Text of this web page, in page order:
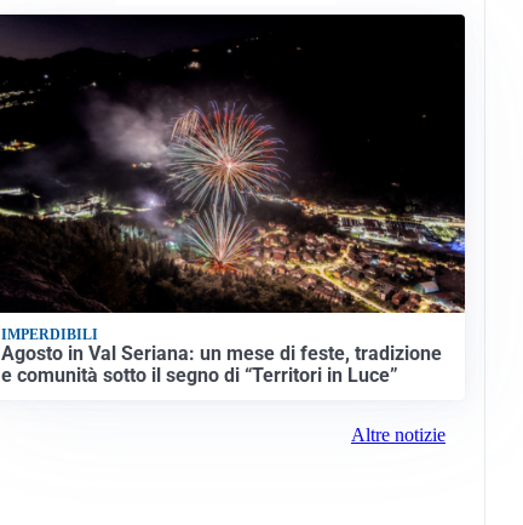
IMPERDIBILI
Agosto in Val Seriana: un mese di feste, tradizione
e comunità sotto il segno di “Territori in Luce”
Altre notizie